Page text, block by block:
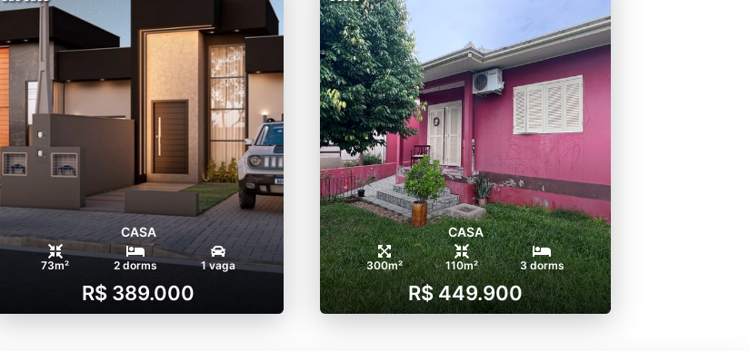
CASA
73m² 2 dorms 1 vaga
R$ 389.000
CASA
300m² 110m² 3 dorms
R$ 449.900